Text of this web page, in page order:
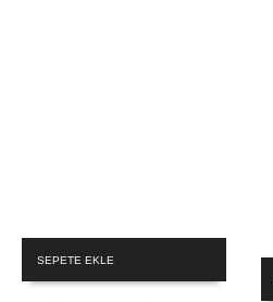
SEPETE EKLE